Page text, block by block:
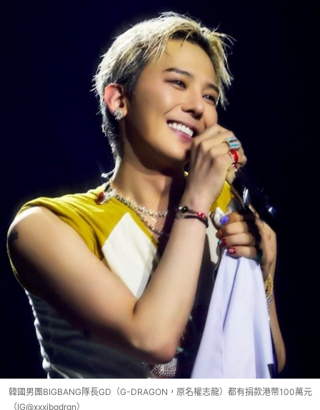
韓國男團BIGBANG隊長GD（G-DRAGON，原名權志龍）都有捐款港幣100萬元
（IG@xxxibgdrgn）